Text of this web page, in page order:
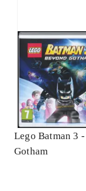
Lego Batman 3
Gotham